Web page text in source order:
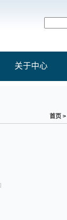
关于中心
首页 >